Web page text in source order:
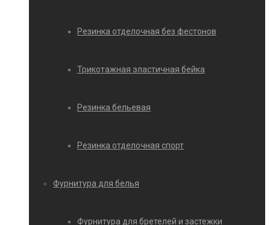
Резинка отделочная без фестонов
Трикотажная эластичная бейка
Резинка бельевая
Резинка отделочная спорт
Фурнитура для белья
Фурнитура для бретелей и застежки